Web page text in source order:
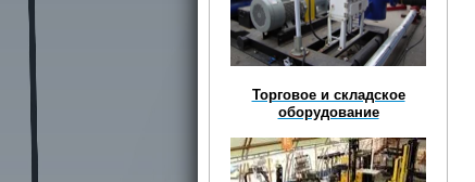
Торговое и складское
оборудование